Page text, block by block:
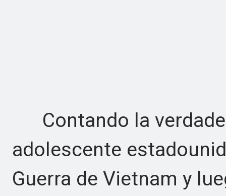
Contando la
adolescente
Guerra de Vietnam y